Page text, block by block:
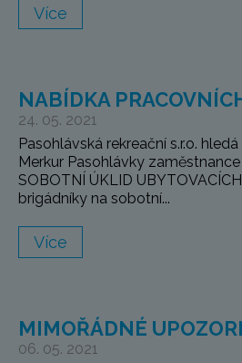
Více
NABÍDKA
24. 05. 2021
Pasohlávská rekreační s.r.o.
Merkur Pasohlávky
SOBOTNÍ ÚKLID
brigádníky na sobotní...
Více
MIMOŘÁDNÉ
06. 05. 2021